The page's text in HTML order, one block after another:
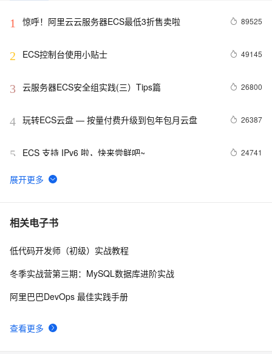
1 惊呼！阿里云云服务器ECS最低3折售卖啦 89525
2 ECS控制台使用小贴士 49145
3 云服务器ECS安全组实践(三）Tips篇 26800
4 玩转ECS云盘 — 按量付费升级到包年包月云盘 26387
5 ECS 支持 IPv6 啦，快来尝鲜吧~ 24741
6 ECS 系统盘支持一键扩容啦，无需更换系统盘
7 VPC实例公网IP转弹性公网IP功能
8 【降价信息】弹性计算好“任性”，ECS又降价了~
相关电子书
查看更多
低代码开发师（初级）实战教程
冬季实战营第三期：MySQL数据库进阶实战
阿里巴巴DevOps 最佳实践手册